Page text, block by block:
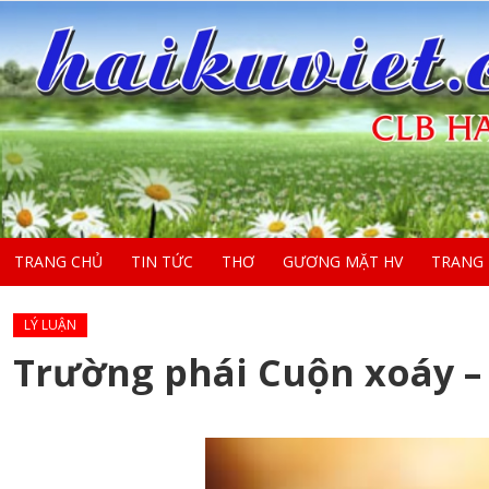
TRANG CHỦ TIN TỨC THƠ GƯƠNG MẶT HV
LÝ LUẬN
Trường phái Cuộn xoáy